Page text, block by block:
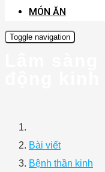
MÓN ĂN
Toggle navigation
Bài viết
Bệnh thần kinh